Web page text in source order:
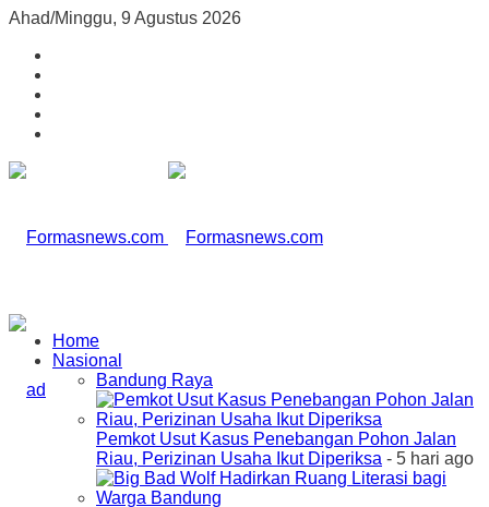
Ahad/Minggu, 9 Agustus 2026
Home
Nasional
Bandung Raya
Pemkot Usut Kasus Penebangan Pohon Jalan
Riau, Perizinan Usaha Ikut Diperiksa - 5 hari ago